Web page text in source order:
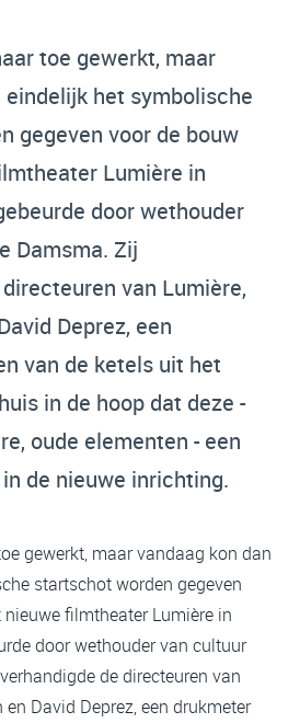
toe gewerkt, maar
eindelijk het symbolische
gegeven voor de bouw
Lumière in
door wethouder
Damsma. Zij
van Lumière,
Deprez, een
van de ketels uit het
in de hoop dat deze -
oude elementen - een
de nieuwe inrichting.
gewerkt, maar vandaag kon dan
startschot worden gegeven
filmtheater Lumière in
door wethouder van cultuur
de directeuren van
en David Deprez, een drukmeter